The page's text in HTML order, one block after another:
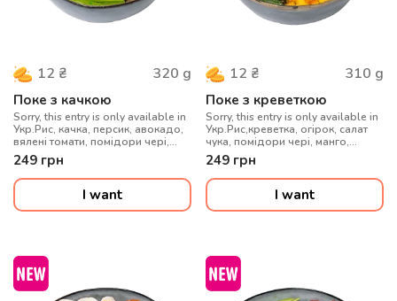
12 ₴ 320 g
Поке з качкою
Sorry, this entry is only available in
Укр.Рис, качка, персик, авокадо,
вялені томати, помідори чері,
вершковий сир, гарбузове
насіння, медово-гірчичний соус
249 грн
I want
12 ₴ 310 g
Поке з креветкою
Sorry, this entry is only available in
Укр.Рис,креветка, огірок, салат
чука, помідори чері, манго,
вершковий сир, соус солодкий
чилі, кунжут
249 грн
I want